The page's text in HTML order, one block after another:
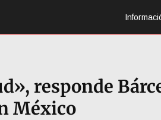
responde
México